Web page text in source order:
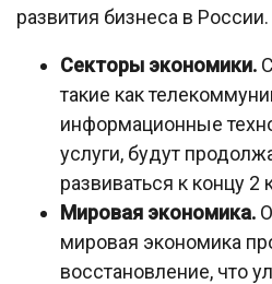
развития бизнеса в России.
Секторы экономики.
такие как
информационные
услуги, будут
развиваться к концу 2
Мировая экономика.
мировая экономика
восстановление, что